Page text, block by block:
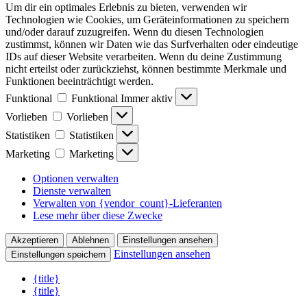
Um dir ein optimales Erlebnis zu bieten, verwenden wir
Technologien wie Cookies, um Geräteinformationen zu speichern
und/oder darauf zuzugreifen. Wenn du diesen Technologien
zustimmst, können wir Daten wie das Surfverhalten oder eindeutige
IDs auf dieser Website verarbeiten. Wenn du deine Zustimmung
nicht erteilst oder zurückziehst, können bestimmte Merkmale und
Funktionen beeinträchtigt werden.
Funktional
Funktional Immer aktiv
Vorlieben
Vorlieben
Statistiken
Statistiken
Marketing
Marketing
Optionen verwalten
Dienste verwalten
Verwalten von {vendor_count}-Lieferanten
Lese mehr über diese Zwecke
Akzeptieren Ablehnen
Einstellungen ansehen
Einstellungen speichern
Einstellungen ansehen
{title}
{title}